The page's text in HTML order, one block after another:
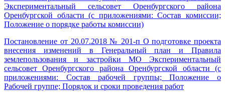
Экспериментальный сельсовет Оренбургского района
Оренбургской области (с приложениями: Состав комиссии;
Положение о порядке работы комиссии)
Постановление от 20.07.2018 № 201-п О подготовке проекта
внесения изменений в Генеральный план и Правила
землепользования и застройки МО Экспериментальный
сельсовет Оренбургского района Оренбургской области (с
приложениями: Состав рабочей группы; Положение о
Рабочей группе; Порядок и сроки проведения работ